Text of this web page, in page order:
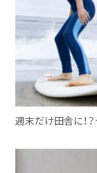
週末だけ田舎に！